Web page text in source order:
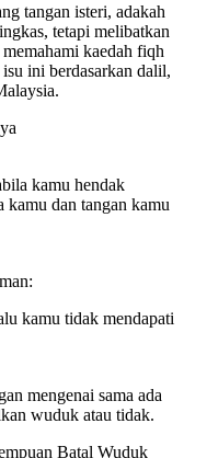
tangan isteri, adakah
tetapi melibatkan
kaedah fiqh
ini berdasarkan dalil,
kamu hendak
kamu dan tangan kamu
kamu tidak mendapati
mengenai sama ada
wuduk atau tidak.
Batal Wuduk